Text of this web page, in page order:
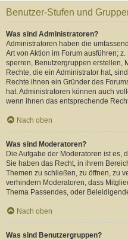
Benutzer-Stufen und
Was sind Administratoren?
Administratoren haben die
Art von Aktion im Forum ausführen;
sperren, Benutzergruppen erstellen,
Rechte, die ein Administrator hat,
Rechte ihnen ein Gründer des
hat. Administratoren können auch
wenn ihnen das entsprechende
Nach oben
Was sind Moderatoren?
Die Aufgabe der Moderatoren ist es,
Sie haben das Recht, in ihrem
Themen zu schließen, zu öffnen, zu
verhindern Moderatoren, dass
Thema Passendes, oder
Nach oben
Was sind Benutzergruppen?